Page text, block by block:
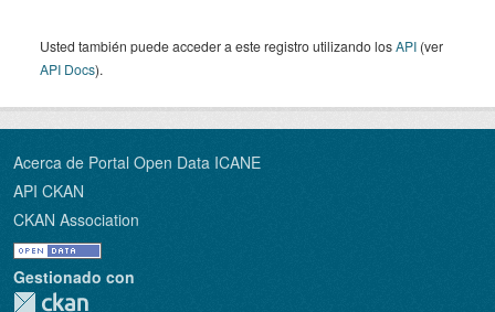
Usted también puede acceder a este registro utilizando losAPI (ver
API Docs).
Acerca de Portal Open Data ICANE
API CKAN
CKAN Association
Gestionado con